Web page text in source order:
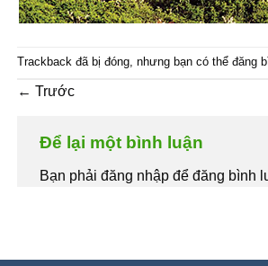
Trackback đã bị đóng, nhưng bạn có thể đăng
← Trước
Để lại một bình luận
Bạn phải đăng nhập để đăng bình